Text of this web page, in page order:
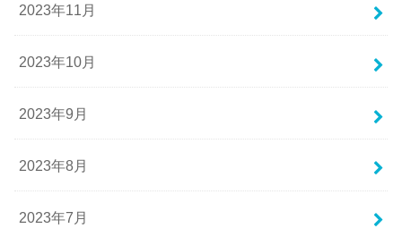
2023年11月
2023年10月
2023年9月
2023年8月
2023年7月